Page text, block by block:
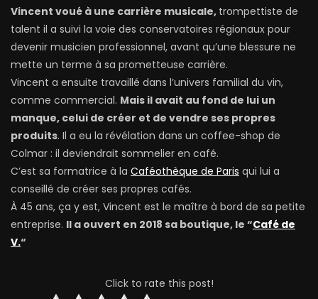
Vincent voué à une carrière musicale, trompettiste de
talent il a suivi la voie des conservatoires régionaux pour
devenir musicien professionnel, avant qu’une blessure ne
mette un terme à sa prometteuse carrière.
Vincent a ensuite travaillé dans l’univers familial du vin,
comme commercial. Mais il avait au fond de lui un
manque, celui de créer et de vendre ses propres
produits. Il a eu la révélation dans un coffee-shop de
Colmar : il deviendrait sommelier en café.
C’est sa formatrice à la Caféothèque de Paris qui lui a
conseillé de créer ses propres cafés.
À 45 ans, ça y est, Vincent est le maître à bord de sa petite
entreprise. Il a ouvert en 2018 sa boutique, le “Café de
V.“
Click to rate this post!